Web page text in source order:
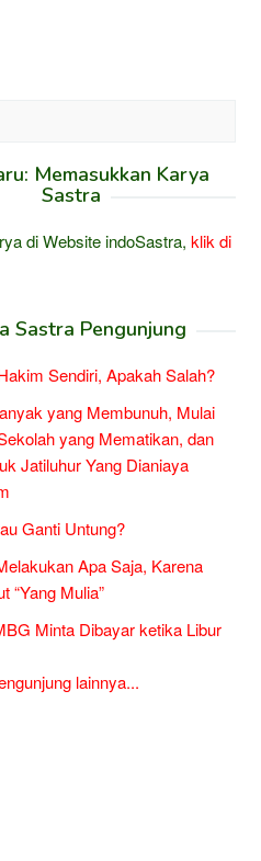
Memasukkan Karya
Sastra
di Website indoSastra, klik di
Sastra Pengunjung
Sendiri, Apakah Salah?
yang Membunuh, Mulai
yang Mematikan, dan
Jatiluhur Yang Dianiaya
Ganti Untung?
Apa Saja, Karena
“Yang Mulia”
Minta Dibayar ketika Libur
lainnya...